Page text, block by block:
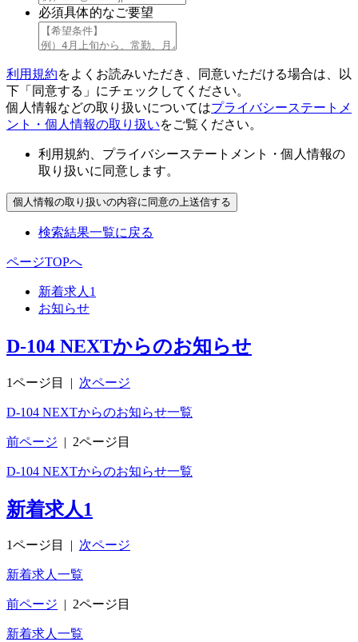
必須具体的なご要望
利用規約をよくお読みいただき、同意いただける場合は、以
下「同意する」にチェックしてください。
個人情報などの取り扱いについてはプライバシーステートメ
ント・個人情報の取り扱いをご覧ください。
利用規約、プライバシーステートメント・個人情報の
取り扱いに同意します。
検索結果一覧に戻る
ページTOPへ
新着求人 1
お知らせ
D-104 NEXTからのお知らせ
1ページ目 | 次ページ
D-104 NEXTからのお知らせ一覧
前ページ | 2ページ目
D-104 NEXTからのお知らせ一覧
新着求人1
1ページ目 次ページ
新着求人一覧
前ページ 2ページ目
新着求人一覧